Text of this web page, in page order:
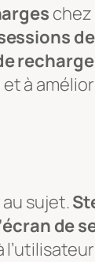
à
sujet.
de